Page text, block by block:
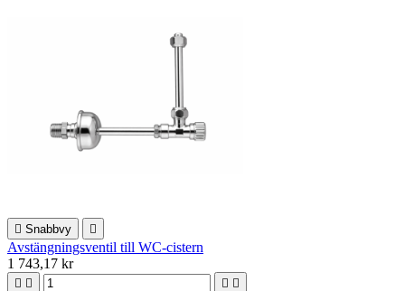
 Snabbvy 
Avstängningsventil till WC-cistern
1 743,17 kr
   